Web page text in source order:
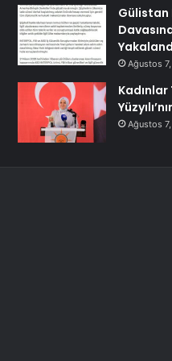
Gülistan
Ağustos
Kadınlar
Ağustos